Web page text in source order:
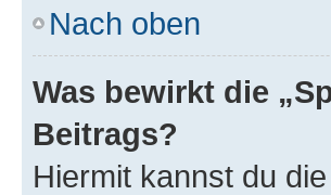
Nach oben
Was bewirkt die
Beitrags?
Hiermit kannst du